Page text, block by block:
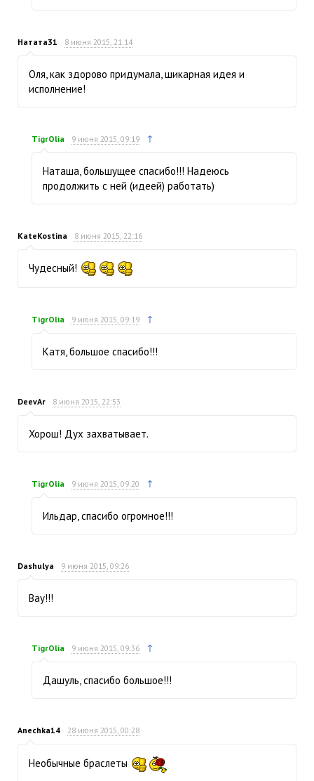
Натата31 8 июня 2015, 21:14
Оля, как здорово придумала, шикарная идея и
исполнение!
TigrOlia 9 июня 2015, 09:19 ↑
Наташа, большущее спасибо!!! Надеюсь
продолжить с ней (идеей) работать)
KateKostina 8 июня 2015, 22:16
Чудесный!
TigrOlia 9 июня 2015, 09:19 ↑
Катя, большое спасибо!!!
DeevAr 8 июня 2015, 22:53
Хорош! Дух захватывает.
TigrOlia 9 июня 2015, 09:20 ↑
Ильдар, спасибо огромное!!!
Dashulya 9 июня 2015, 09:26
Вау!!!
TigrOlia 9 июня 2015, 09:36 ↑
Дашуль, спасибо большое!!!
Anechka14 28 июня 2015, 00:28
Необычные браслеты